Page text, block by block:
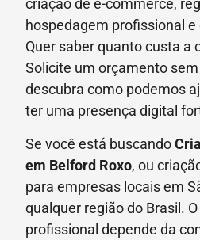
criação de e-commerce,
hospedagem profissional e
Quer saber quanto custa a
Solicite um orçamento
descubra como podemos
ter uma presença digital
Se você está buscando
em Belford Roxo, ou
para empresas locais em
qualquer região do Brasil.
profissional depende da